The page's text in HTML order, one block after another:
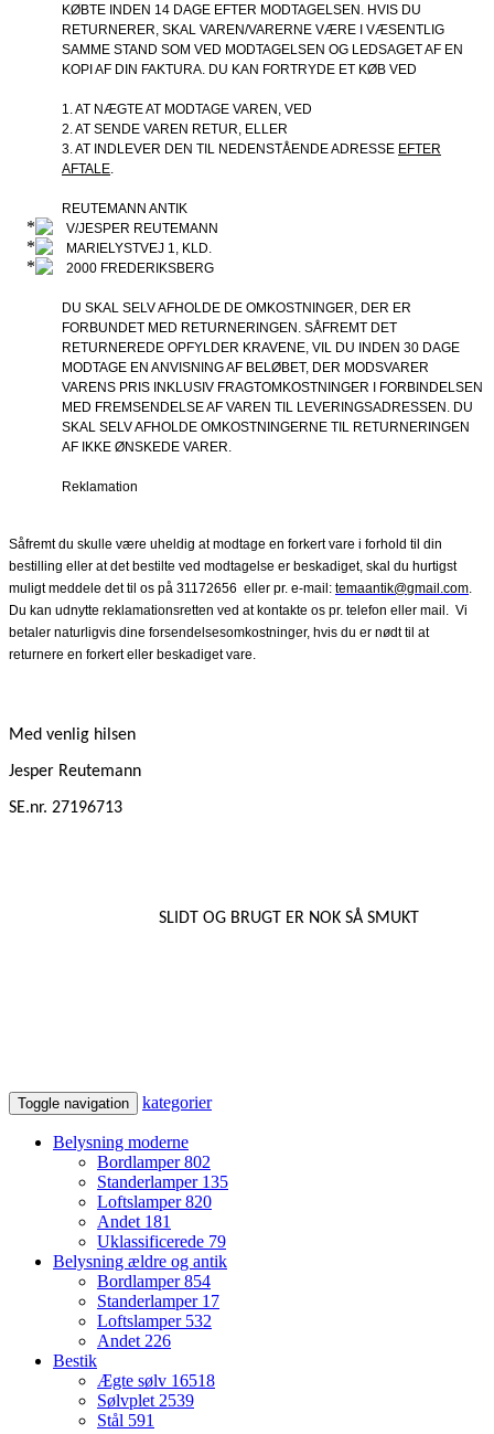
KØBTE INDEN 14 DAGE EFTER MODTAGELSEN. HVIS DU
RETURNERER, SKAL VAREN/VARERNE VÆRE I VÆSENTLIG
SAMME STAND SOM VED MODTAGELSEN OG LEDSAGET AF EN
KOPI AF DIN FAKTURA. DU KAN FORTRYDE ET KØB VED
1. AT NÆGTE AT MODTAGE VAREN, VED
2. AT SENDE VAREN RETUR, ELLER
3. AT INDLEVER DEN TIL NEDENSTÅENDE ADRESSE EFTER
AFTALE.
REUTEMANN ANTIK
V/JESPER REUTEMANN
MARIELYSTVEJ 1, KLD.
2000 FREDERIKSBERG
DU SKAL SELV AFHOLDE DE OMKOSTNINGER, DER ER
FORBUNDET MED RETURNERINGEN. SÅFREMT DET
RETURNEREDE OPFYLDER KRAVENE, VIL DU INDEN 30 DAGE
MODTAGE EN ANVISNING AF BELØBET, DER MODSVARER
VARENS PRIS INKLUSIV FRAGTOMKOSTNINGER I FORBINDELSEN
MED FREMSENDELSE AF VAREN TIL LEVERINGSADRESSEN. DU
SKAL SELV AFHOLDE OMKOSTNINGERNE TIL RETURNERINGEN
AF IKKE ØNSKEDE VARER.
Reklamation
Såfremt du skulle være uheldig at modtage en forkert vare i forhold til din
bestilling eller at det bestilte ved modtagelse er beskadiget, skal du hurtigst
muligt meddele det til os på 31172656 eller pr. e-mail: temaantik@gmail.com
Du kan udnytte reklamationsretten ved at kontakte os pr. telefon eller mail.
Vi
betaler naturligvis dine forsendelsesomkostninger, hvis du er nødt til at
returnere en forkert eller beskadiget vare.
Med venlig hilsen
Jesper Reutemann
SE.nr. 27196713
SLIDT OG BRUGT ER NOK SÅ SMUKT
Toggle navigation kategorier
Belysning moderne
Bordlamper802
Standerlamper 135
Loftslamper820
Andet 181
Uklassificerede 79
Belysning ældre og antik
Bordlamper854
Standerlamper 17
Loftslamper 532
Andet 226
Bestik
Ægte sølv 16518
Sølvplet 2539
Stål 591